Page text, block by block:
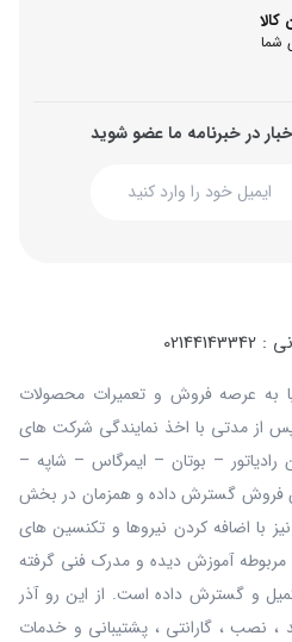
شما
در خبرنامه ما عضو شوید
آذر صبا در سال 1378 پا به عرصه فروش و تعمیرات محصولات
از مدتی با اخذ نمایندگی شرکت های
رادیاتور – بوتان – ایمرگاس – شاپه –
فروش گسترش داده و همزمان در بخش
با اضافه کردن نیروها و تکنسین های
آموزش دیده و مدرک فنی گرفته
و گسترش داده است. از این رو آذر
، نصب ، گارانتی ، پشتیبانی و خدمات